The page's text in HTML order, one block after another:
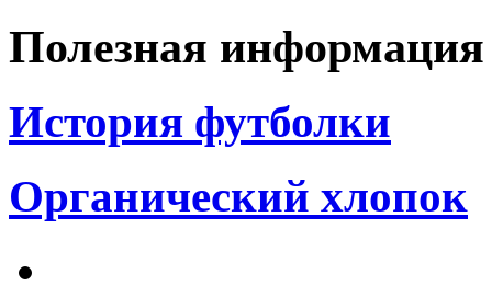
Полезная информация
История футболки
Органический хлопок